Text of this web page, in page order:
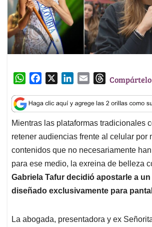
W
a
t
s
A
p
p
c
e
b
o
o
k
n
k
e
d
I
n
a
i
l
T
r
e
a
d
s
Compártelo
Mientras las plataformas tradicionales
retener audiencias frente al celular por
contenidos que no necesariamente
para ese medio, la exreina de belleza
Gabriela Tafur decidió apostarle a
diseñado exclusivamente para
La abogada, presentadora y ex